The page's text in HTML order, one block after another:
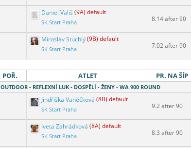
Daniel Vališ (9A) default
SK Start Praha 8.14 after 90
Miroslav Stuchlý(9B) default
SK Start Praha 7.02 after 90
POŘ. ATLET PR. NA ŠÍP
OUTDOOR - REFLEXNÍ LUK - DOSPĚLÍ - ŽENY - WA 900 ROUND
Jindřiška Vaněčková (8B) default
SK Start Praha 9.2 after 90
Iveta Zahrádková (8A) default
SK Start Praha 8.3 after 90